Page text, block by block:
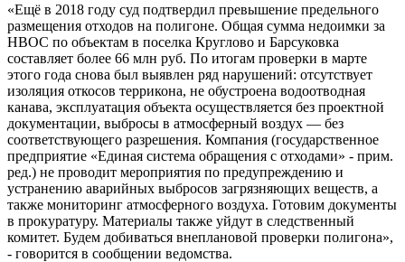
«Ещё в 2018 году суд подтвердил превышение предельного
размещения отходов на полигоне. Общая сумма недоимки за
НВОС по объектам в поселка Круглово и Барсуковка
составляет более 66 млн руб. По итогам проверки в марте
этого года снова был выявлен ряд нарушений: отсутствует
изоляция откосов террикона, не обустроена водоотводная
канава, эксплуатация объекта осуществляется без проектной
документации, выбросы в атмосферный воздух — без
соответствующего разрешения. Компания (государственное
предприятие «Единая система обращения с отходами» - прим.
ред.) не проводит мероприятия по предупреждению и
устранению аварийных выбросов загрязняющих веществ, а
также мониторинг атмосферного воздуха. Готовим документы
в прокуратуру. Материалы также уйдут в следственный
комитет. Будем добиваться внеплановой проверки полигона»,
- говорится в сообщении ведомства.